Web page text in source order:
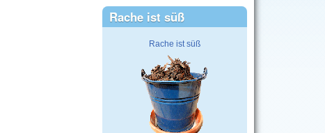
Rache ist süß
Rache ist süß